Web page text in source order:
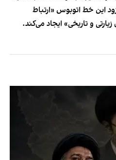
این خط اتوبوس «ارتباط
و تاریخی» ایجاد می‌کند.